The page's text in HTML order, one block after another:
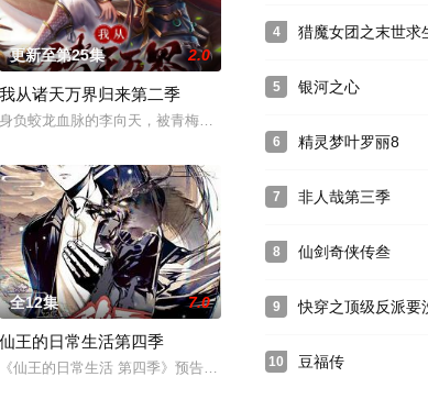
，重回仙界找回心爱之人、报仇雪恨的他，
与原版《西游记》相一致，《开心西游记》歌颂了孙悟空不畏强
最有名的剑法，唤作万藏剑经。天下最强大最神秘的地方，是为
更新至第25集 2.0
我从诸天万界归来第二季
身负蛟龙血脉的李向天，被青梅竹马林菲儿勾结十大皇府之一的司
鹿角，击垮反派，最终让森林复苏的故事
量开始慢慢觉醒。器具宗在玄天盟派八大门派围攻下，遭遇到
能力，进入深山密林进行特训，他们分别找到了传说中的两所
全12集 7.0
仙王的日常生活第四季
《仙王的日常生活 第四季》预告发布！世界上没有人比我更懂王
4 猎魔女团之末世求
5 银河之心
6 精灵梦叶罗丽8
7 非人哉第三季
8 仙剑奇侠传叁
9 快穿之顶级反派要
10 豆福传